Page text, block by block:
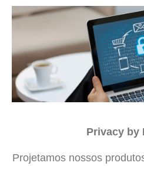
Privacy by
Projetamos nossos